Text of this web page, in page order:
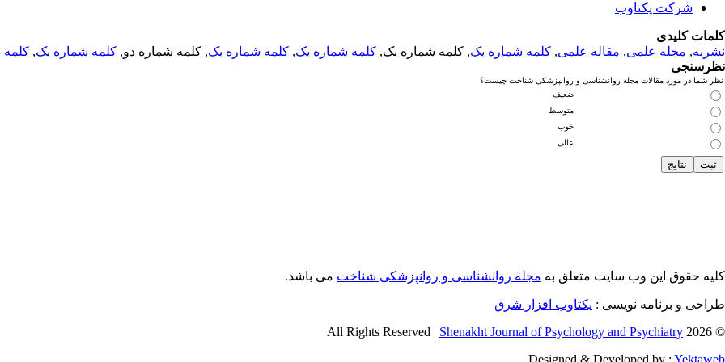
شرکت یکتاوب
کلمات کلیدی
نشریه, مجله علمی, مقاله علمی, کلمه شماره یک, کلمه شماره یک, کلمه شماره یک, کلمه شماره یک, کلمه شماره دو, کلمه شماره یک, کلمه
نظرسنجی
نظر شما در مورد مقالات مجله روانشناسی و روانپزشکی شناخت چیست؟
ضعیف
متوسط
خوب
عالی
کلیه حقوق این وب سایت متعلق به مجله روانشناسی و روانپزشکی شناخت می باشد.
طراحی و برنامه نویسی : یکتاوب افزار شرق
© 2026 All Rights Reserved |
Shenakht Journal of Psychology and Psychiatry
Designed & Developed by : Yektaweb